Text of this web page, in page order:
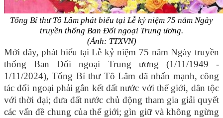
Tổng Bí thư Tô Lâm phát biểu tại Lễ kỷ niệm 75 năm Ngày
truyền thống Ban Đối ngoại Trung ương.
(Ảnh: TTXVN)
Mới đây, phát biểu tại Lễ kỷ niệm 75 năm Ngày truyền
thống Ban Đối ngoại Trung ương (1/11/1949 -
1/11/2024), Tổng Bí thư Tô Lâm đã nhấn mạnh, công
tác đối ngoại phải gắn kết đất nước với thế giới, dân tộc
với thời đại; đưa đất nước chủ động tham gia giải quyết
các vấn đề chung của thế giới; gìn giữ và không ngừng